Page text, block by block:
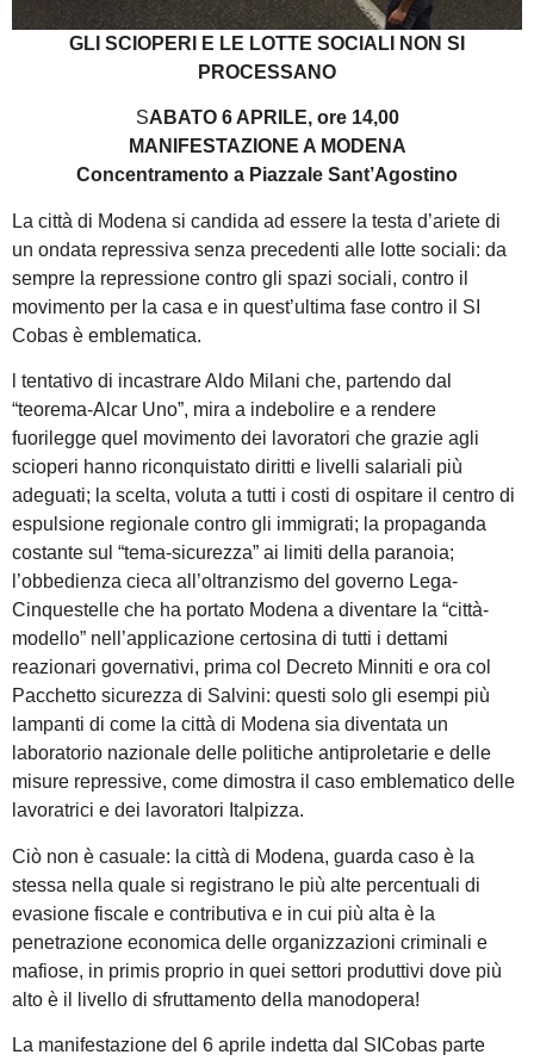
GLI SCIOPERI E LE LOTTE SOCIALI NON SI
PROCESSANO
SABATO 6 APRILE, ore 14,00
MANIFESTAZIONE A MODENA
Concentramento a Piazzale Sant’Agostino
La città di Modena si candida ad essere la testa d’ariete di
un ondata repressiva senza precedenti alle lotte sociali: da
sempre la repressione contro gli spazi sociali, contro il
movimento per la casa e in quest’ultima fase contro il SI
Cobas è emblematica.
l tentativo di incastrare Aldo Milani che, partendo dal
“teorema-Alcar Uno”, mira a indebolire e a rendere
fuorilegge quel movimento dei lavoratori che grazie agli
scioperi hanno riconquistato diritti e livelli salariali più
adeguati; la scelta, voluta a tutti i costi di ospitare il centro di
espulsione regionale contro gli immigrati; la propaganda
costante sul “tema-sicurezza” ai limiti della paranoia;
l’obbedienza cieca all’oltranzismo del governo Lega-
Cinquestelle che ha portato Modena a diventare la “città-
modello” nell’applicazione certosina di tutti i dettami
reazionari governativi, prima col Decreto Minniti e ora col
Pacchetto sicurezza di Salvini: questi solo gli esempi più
lampanti di come la città di Modena sia diventata un
laboratorio nazionale delle politiche antiproletarie e delle
misure repressive, come dimostra il caso emblematico delle
lavoratrici e dei lavoratori Italpizza.
Ciò non è casuale: la città di Modena, guarda caso è la
stessa nella quale si registrano le più alte percentuali di
evasione fiscale e contributiva e in cui più alta è la
penetrazione economica delle organizzazioni criminali e
mafiose, in primis proprio in quei settori produttivi dove più
alto è il livello di sfruttamento della manodopera!
La manifestazione del 6 aprile indetta dal SICobas parte